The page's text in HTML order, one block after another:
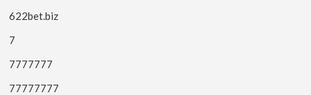
622bet.biz
7
7777777
77777777